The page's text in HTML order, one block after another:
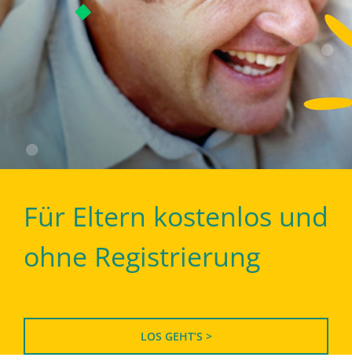
Für Eltern kostenlos und
ohne Registrierung
LOS GEHT’S >